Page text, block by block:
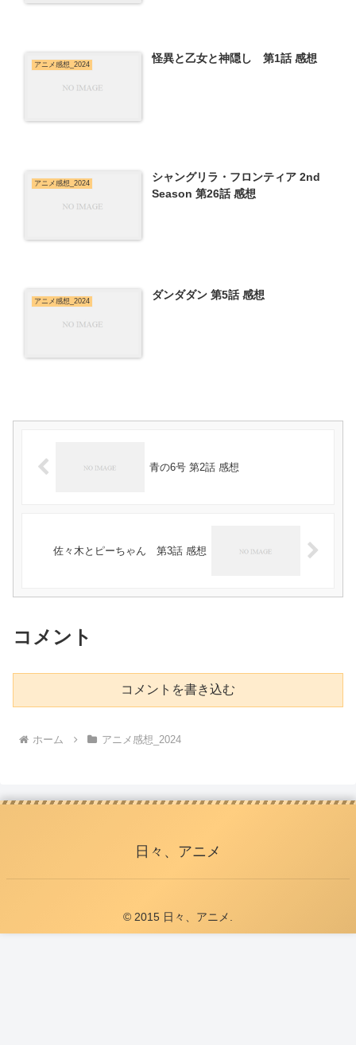
アニメ感想_2024 怪異と乙女と神隠し 第1話 感想
アニメ感想_2024
シャングリラ・フロンティア 2nd
Season 第26話 感想
アニメ感想_2024 ダンダダン 第5話 感想
青の6号 第2話 感想
佐々木とピーちゃん 第3話 感想
コメント
コメントを書き込む
ホーム アニメ感想_2024
日々、アニメ
© 2015 日々、アニメ.